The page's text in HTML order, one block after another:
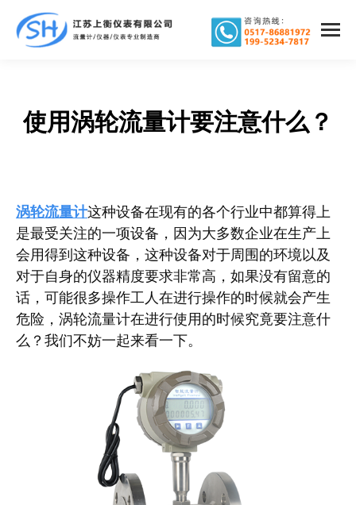
使用涡轮流量计要注意什么？
您在这里：
涡轮流量计这种设备在现有的各个行业中都算得上
是最受关注的一项设备，因为大多数企业在生产上
会用得到这种设备，这种设备对于周围的环境以及
对于自身的仪器精度要求非常高，如果没有留意的
话，可能很多操作工人在进行操作的时候就会产生
危险，涡轮流量计在进行使用的时候究竟要注意什
么？我们不妨一起来看一下。